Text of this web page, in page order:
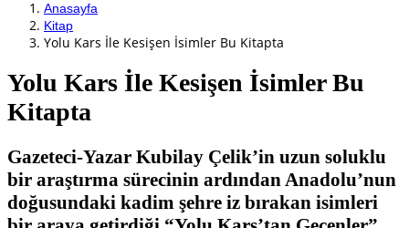
Anasayfa
Kitap
Yolu Kars İle Kesişen İsimler Bu Kitapta
Yolu Kars İle Kesişen İsimler Bu
Kitapta
Gazeteci-Yazar Kubilay Çelik’in uzun soluklu
bir araştırma sürecinin ardından Anadolu’nun
doğusundaki kadim şehre iz bırakan isimleri